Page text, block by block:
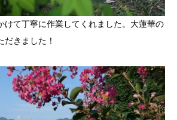
けて丁寧に作業してくれました。大蓮華の
だきました！